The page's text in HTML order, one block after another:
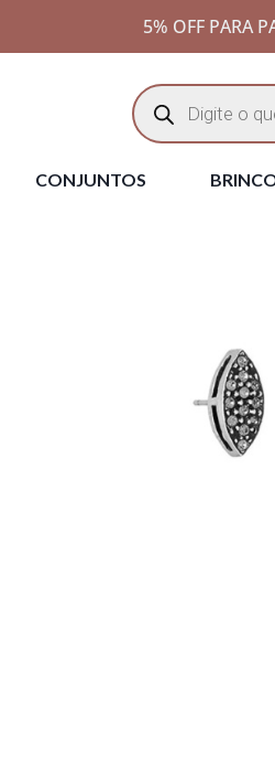
5% OFF PARA
CONJUNTOS